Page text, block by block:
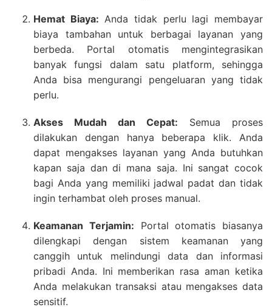
Hemat Biaya: Anda tidak perlu lagi membayar
biaya tambahan untuk berbagai layanan yang
berbeda. Portal otomatis mengintegrasikan
banyak fungsi dalam satu platform, sehingga
Anda bisa mengurangi pengeluaran yang tidak
perlu.
Akses Mudah dan Cepat: Semua proses
dilakukan dengan hanya beberapa klik. Anda
dapat mengakses layanan yang Anda butuhkan
kapan saja dan di mana saja. Ini sangat cocok
bagi Anda yang memiliki jadwal padat dan tidak
ingin terhambat oleh proses manual.
Keamanan Terjamin: Portal otomatis biasanya
dilengkapi dengan sistem keamanan yang
canggih untuk melindungi data dan informasi
pribadi Anda. Ini memberikan rasa aman ketika
Anda melakukan transaksi atau mengakses data
sensitif.